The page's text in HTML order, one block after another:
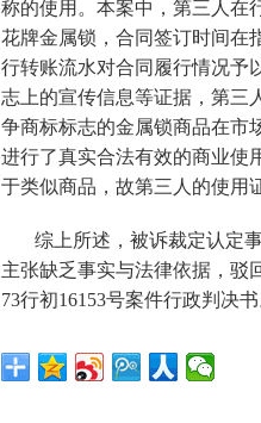
称的使用。本案中，第三人在
花牌金属锁，合同签订时间在
行转账流水对合同履行情况予
志上的宣传信息等证据，第三
争商标标志的金属锁商品在市
进行了真实合法有效的商业使
于类似商品，故第三人的使用
综上所述，被诉裁定认定
主张缺乏事实与法律依据，驳
73行初16153号案件行政判决书